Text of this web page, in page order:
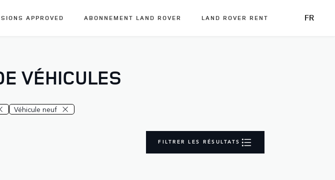
APPROVED ABONNEMENT LAND ROVER LAND ROVER RENT FR
VÉHICULES
Véhicule neuf
FILTRER LES RÉSULTATS